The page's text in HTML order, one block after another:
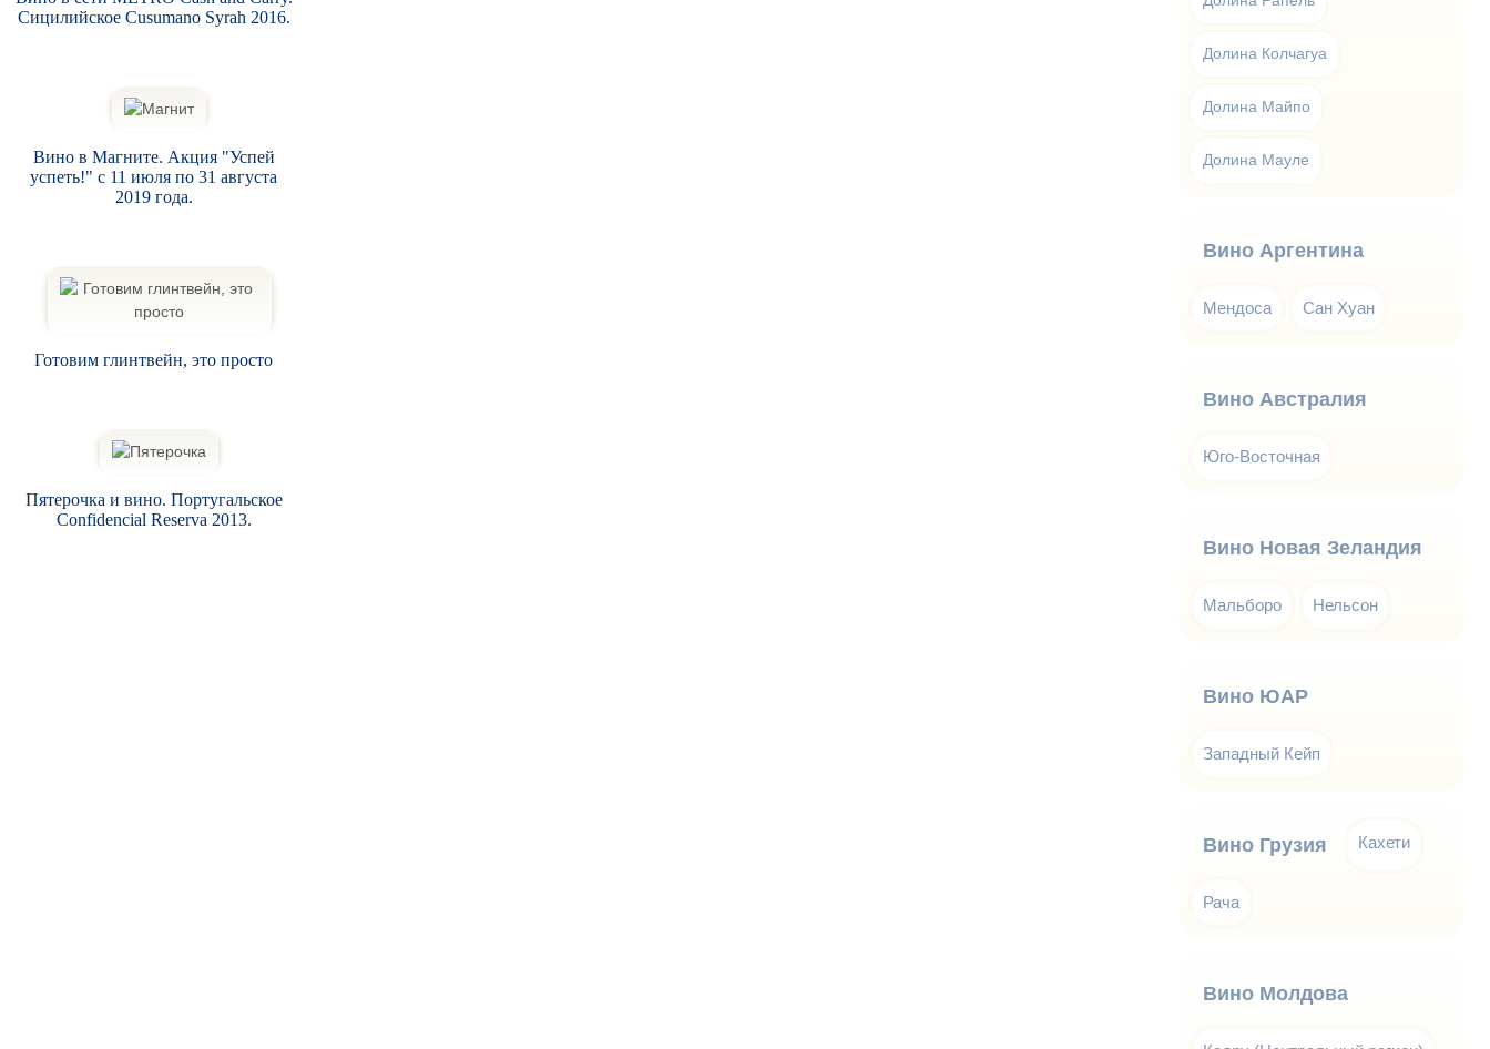
Сицилийское Cusumano Syrah 2016.
Вино в Магните. Акция "Успей
успеть!" с 11 июля по 31 августа
2019 года.
Готовим глинтвейн, это просто
Пятерочка и вино. Португальское
Confidencial Reserva 2013.
Долина Колчагуа
Долина Майпо
Долина Мауле
Вино Аргентина
Мендоса Сан Хуан
Вино Австралия
Юго-Восточная
Вино Новая Зеландия
Мальборо Нельсон
Вино ЮАР
Западный Кейп
Вино Грузия Кахети
Рача
Вино Молдова